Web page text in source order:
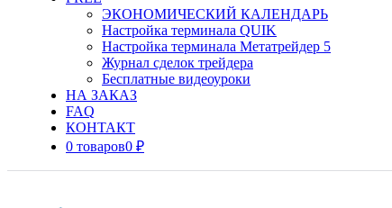
ЭКОНОМИЧЕСКИЙ КАЛЕНДАРЬ
Настройка терминала QUIK
Настройка терминала Метатрейдер 5
Журнал сделок трейдера
Бесплатные видеоуроки
НА ЗАКАЗ
FAQ
КОНТАКТ
0 товаров0 ₽